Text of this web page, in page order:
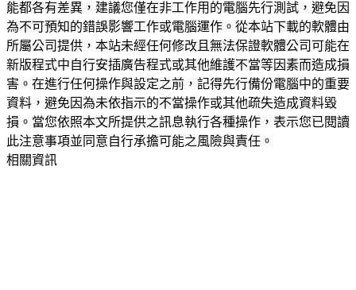
能都各有差異，建議您僅在非工作用的電腦先行測試，避免因
為不可預知的錯誤影響工作或電腦運作。從本站下載的軟體由
所屬公司提供，本站未經任何修改且無法保證軟體公司可能在
新版程式中自行安插廣告程式或其他維護不當等因素而造成損
害。在進行任何操作與設定之前，記得先行備份電腦中的重要
資料，避免因為未依指示的不當操作或其他疏失造成資料毀
損。當您依照本文所提供之訊息執行各種操作，表示您已閱讀
此注意事項並同意自行承擔可能之風險與責任。
相關資訊